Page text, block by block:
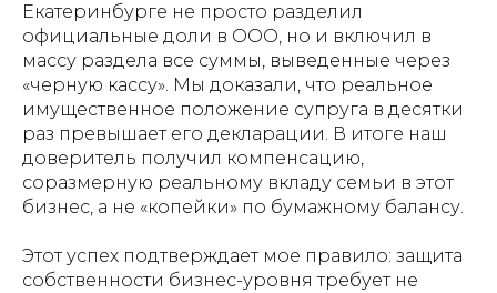
Екатеринбурге не просто разделил
официальные доли в ООО, но и включил в
массу раздела все суммы, выведенные через
«черную кассу». Мы доказали, что реальное
имущественное положение супруга в десятки
раз превышает его декларации. В итоге наш
доверитель получил компенсацию,
соразмерную реальному вкладу семьи в этот
бизнес, а не «копейки» по бумажному балансу.
Этот успех подтверждает мое правило: защита
собственности бизнес-уровня требует не